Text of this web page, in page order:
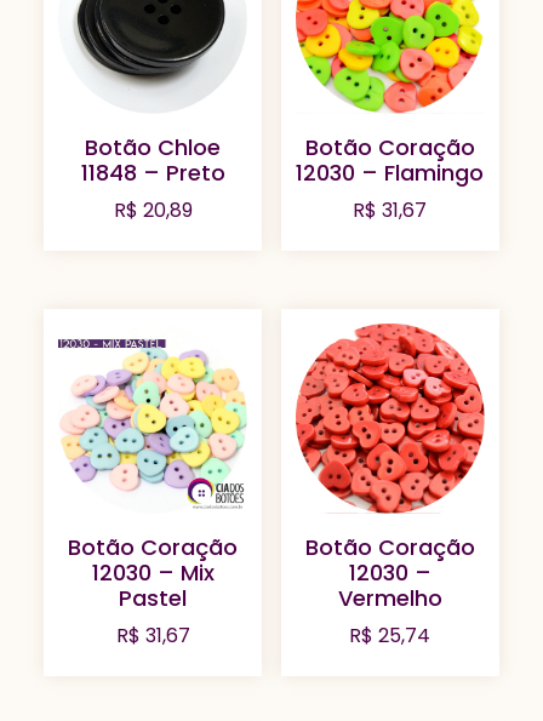
Botão Chloe
11848 – Preto
R$ 20,89
Botão Coração
12030 – Flamingo
R$ 31,67
Botão Coração
12030 – Mix
Pastel
R$ 31,67
Botão Coração
12030 –
Vermelho
R$ 25,74